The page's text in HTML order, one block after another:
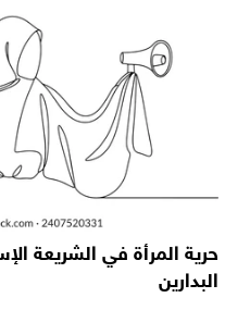
حرية المرأة في الشريعة
البدارين